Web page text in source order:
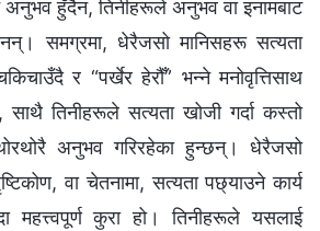
हुँदैन, तिनीहरूले अनुभव वा इनामबाट
समग्रमा, धेरैजसो मानिसहरू सत्यता
र “पर्खेर हेरौँ” भन्‍ने मनोवृत्तिसाथ
तिनीहरूले सत्यता खोजी गर्दा कस्तो
अनुभव गरिरहेका हुन्छन्। धेरैजसो
वा चेतनामा, सत्यता पछ्याउने कार्य
महत्त्वपूर्ण कुरा हो। तिनीहरूले यसलाई